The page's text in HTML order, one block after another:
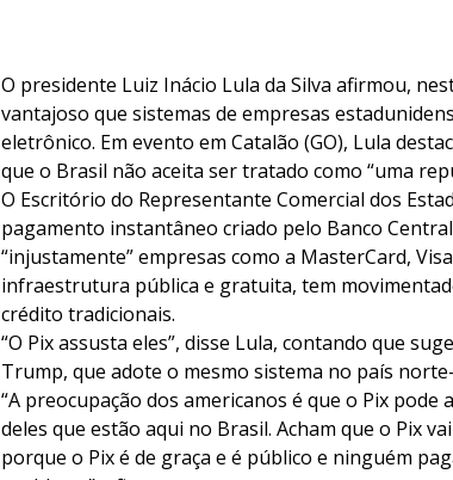
O presidente Luiz Inácio Lula da Silva afirmou,
vantajoso que sistemas de empresas
eletrônico. Em evento em Catalão (GO), Lula
que o Brasil não aceita ser tratado como “uma
O Escritório do Representante Comercial dos
pagamento instantâneo criado pelo Banco
“injustamente” empresas como a MasterCard,
infraestrutura pública e gratuita, tem
crédito tradicionais.
“O Pix assusta eles”, disse Lula, contando que
Trump, que adote o mesmo sistema no país
“A preocupação dos americanos é que o Pix
deles que estão aqui no Brasil. Acham que o Pix
porque o Pix é de graça e é público e ninguém